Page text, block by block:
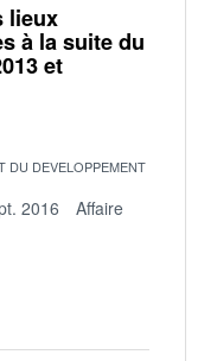
lieux
à la suite du
et
DU DEVELOPPEMENT
2016
Affaire